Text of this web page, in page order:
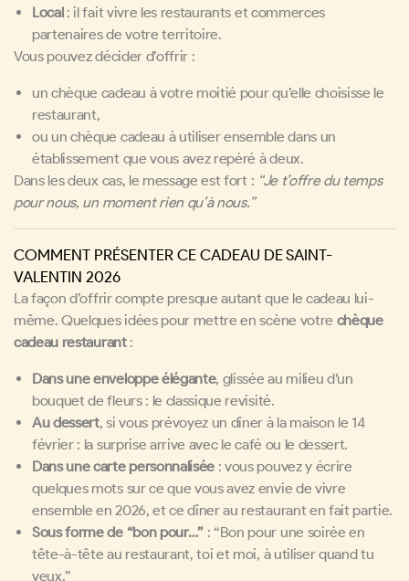
Local: il fait vivre les restaurants et commerces
partenaires de votre territoire.
Vous pouvez décider d’offrir :
un chèque cadeau à votre moitié pour qu’elle choisisse le
restaurant,
ou un chèque cadeau à utiliser ensemble dans un
établissement que vous avez repéré à deux.
Dans les deux cas, le message est fort : “Je t’offre du temps
pour nous, un moment rien qu’à nous.”
COMMENT PRÉSENTER CE CADEAU DE SAINT-
VALENTIN 2026
La façon d’offrir compte presque autant que le cadeau lui-
même. Quelques idées pour mettre en scène votre chèque
cadeau restaurant:
Dans une enveloppe élégante, glissée au milieu d’un
bouquet de fleurs : le classique revisité.
Au dessert, si vous prévoyez un dîner à la maison le 14
février : la surprise arrive avec le café ou le dessert.
Dans une carte personnalisée : vous pouvez y écrire
quelques mots sur ce que vous avez envie de vivre
ensemble en 2026, et ce dîner au restaurant en fait partie.
Sous forme de “bon pour…” : “Bon pour une soirée en
tête-à-tête au restaurant, toi et moi, à utiliser quand tu
veux.”